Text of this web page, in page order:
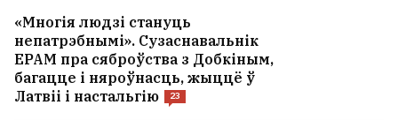
«Многія людзі стануць
непатрэбнымі». Сузаснавальнік
EPAM пра сяброўства з Добкіным,
багацце і няроўнасць, жыццё ў
Латвіі і настальгію
23